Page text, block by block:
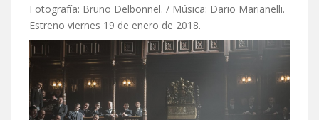
Fotografía: Bruno Delbonnel. / Música: Dario Marianelli.
Estreno viernes 19 de enero de 2018.